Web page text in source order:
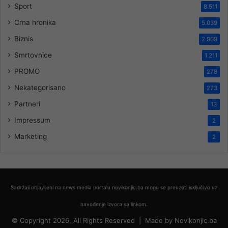
Sport 8.511
Crna hronika 5.039
Biznis 2.909
Smrtovnice 1.211
PROMO 278
Nekategorisano 273
Partneri 13
Impressum 2
Marketing 2
Sadržaji objavljeni na news media portalu novikonjic.ba mogu se preuzeti isključivo uz
navođenje izvora sa linkom.
© Copyright 2026, All Rights Reserved | Made by Novikonjic.ba